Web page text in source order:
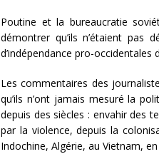
Poutine et la bureaucratie
démontrer qu’ils n’étaient pas
d’indépendance pro-occidentales
Les commentaires des
qu’ils n’ont jamais mesuré la
depuis des siècles : envahir des
par la violence, depuis la
Indochine, Algérie, au Vietnam,